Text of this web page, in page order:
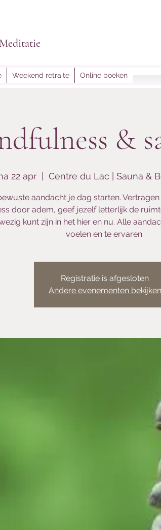
Weekend retraite Online boeken
&
22 apr
  |
Centre du Lac | Sauna &
aandacht je dag starten.
door adem, geef jezelf letterlijk de
kunt zijn in het hier en nu. Alle
voelen en te ervaren.
Registratie is afgesloten
Andere evenementen bekijken